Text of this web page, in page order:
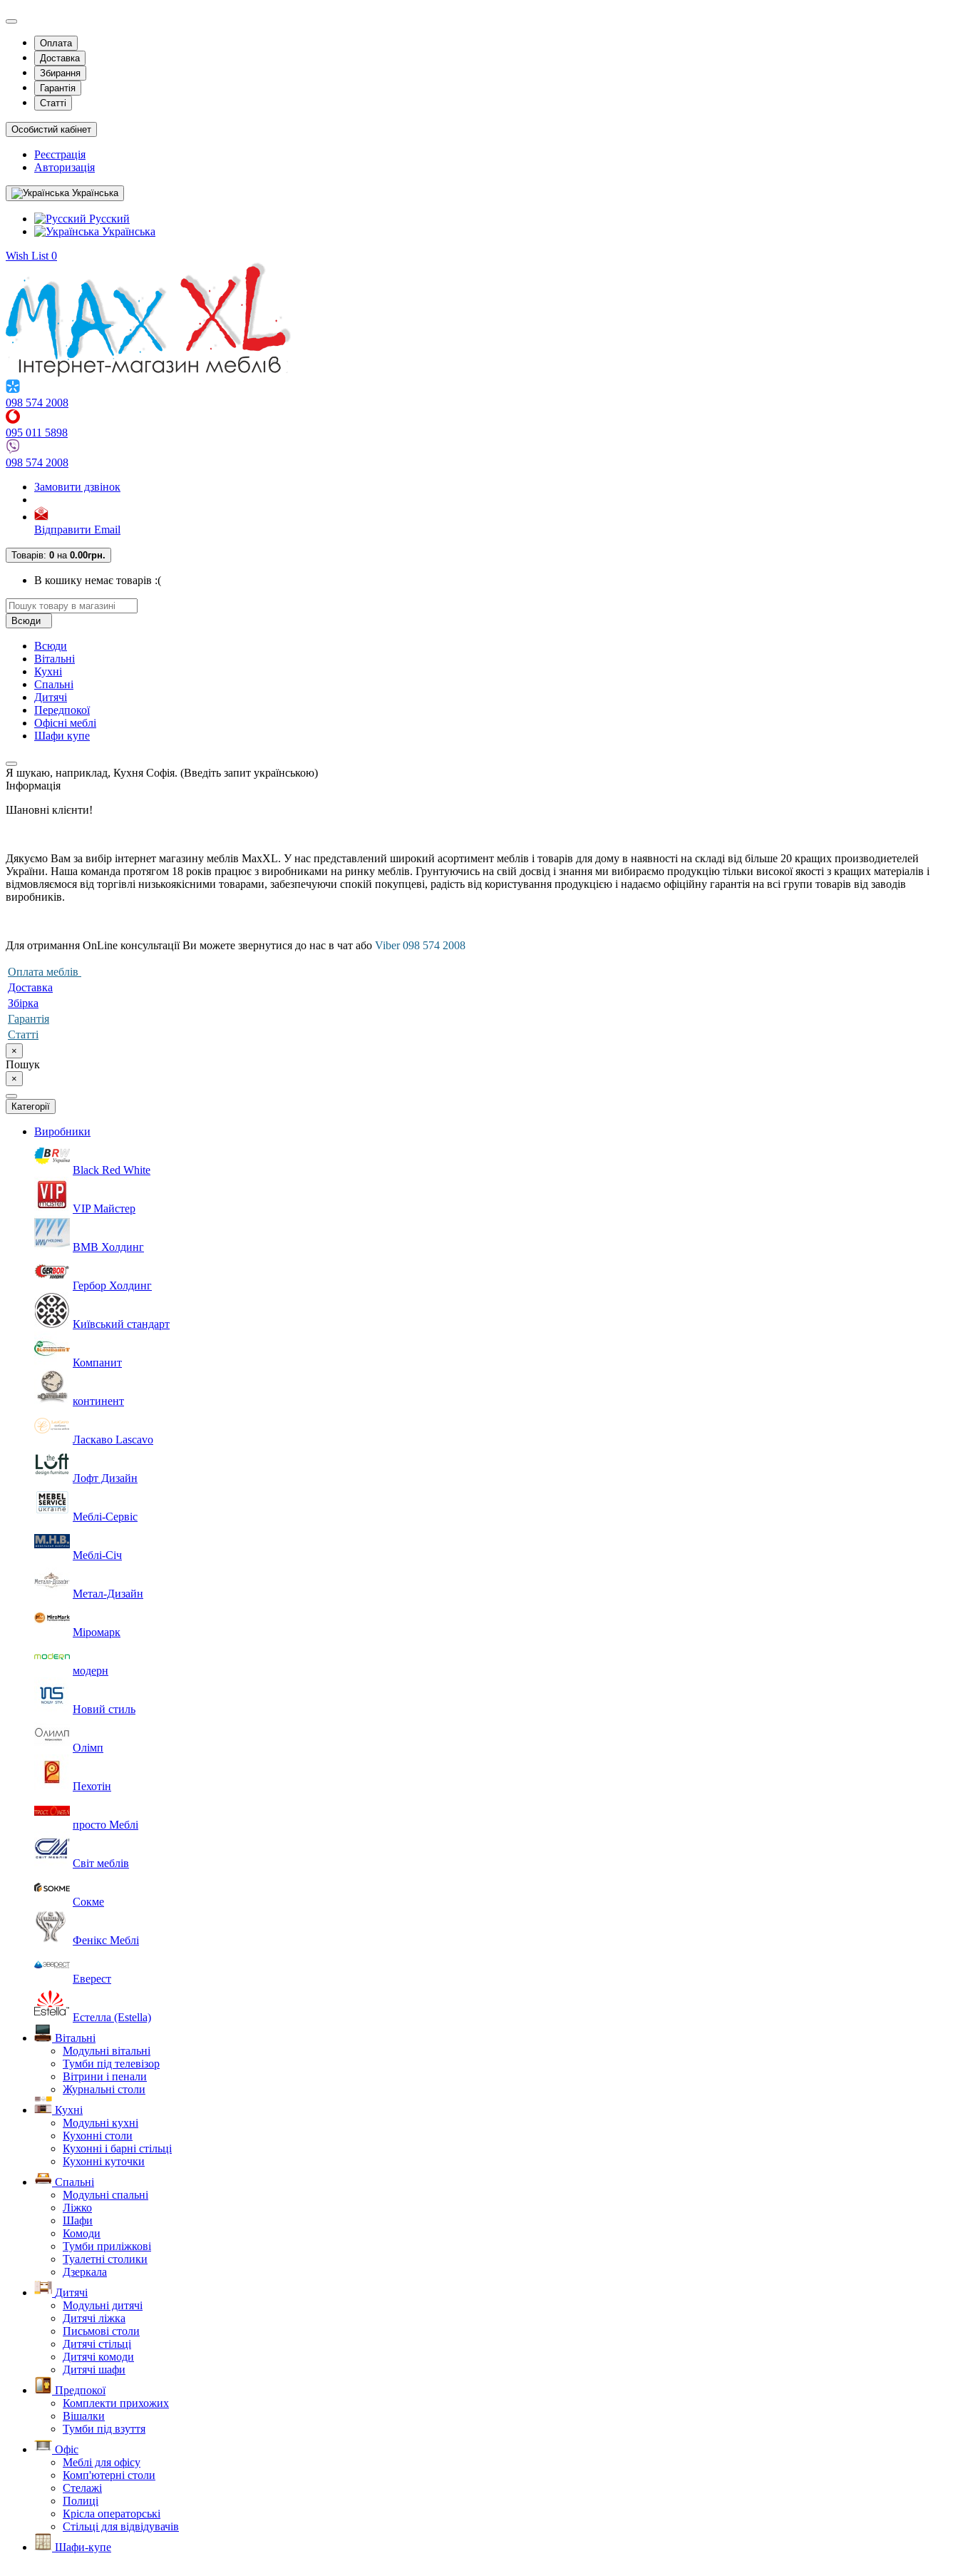
Оплата
Доставка
Збирання
Гарантія
Статті
Особистий кабінет
Реєстрація
Авторизація
Українська
Русский
Українська
Wish List 0
098 574 2008
095 011 5898
098 574 2008
Замовити дзвінок
Відправити Email
Товарів: 0 на 0.00грн.
В кошику немає товарів :(
Всюди
Всюди
Вітальні
Кухні
Спальні
Дитячі
Передпокої
Офісні меблі
Шафи купе
Я шукаю, наприклад, Кухня Софія. (Введіть запит українською)
Інформація
Шановні клієнти!
Дякуємо Вам за вибір інтернет магазину меблів MaxXL. У нас представлений широкий асортимент меблів і товарів для дому в наявності на складі від більше 20 кращих производиетелей
України. Наша команда протягом 18 років працює з виробниками на ринку меблів. Грунтуючись на свій досвід і знання ми вибираємо продукцію тільки високої якості з кращих матеріалів і
відмовляємося від торгівлі низькоякісними товарами, забезпечуючи спокій покупцеві, радість від користування продукцією і надаємо офіційну гарантія на всі групи товарів від заводів
виробників.
Для отримання OnLine консультації Ви можете звернутися до нас в чат або Viber 098 574 2008
Оплата меблів
Доставка
Збірка
Гарантія
Статті
×
Пошук
×
Категорії
Виробники
Black Red White
VIP Майстер
ВМВ Холдинг
Гербор Холдинг
Київський стандарт
Компанит
континент
Ласкаво Lascavo
Лофт Дизайн
Меблі-Сервіс
Меблі-Січ
Метал-Дизайн
Міромарк
модерн
Новий стиль
Олімп
Пехотін
просто Меблі
Світ меблів
Сокме
Фенікс Меблі
Еверест
Естелла (Estella)
Вітальні
Модульні вітальні
Тумби під телевізор
Вітрини і пенали
Журнальні столи
Кухні
Модульні кухні
Кухонні столи
Кухонні і барні стільці
Кухонні куточки
Спальні
Модульні спальні
Ліжко
Шафи
Комоди
Тумби приліжкові
Туалетні столики
Дзеркала
Дитячі
Модульні дитячі
Дитячі ліжка
Письмові столи
Дитячі стільці
Дитячі комоди
Дитячі шафи
Предпокої
Комплекти прихожих
Вішалки
Тумби під взуття
Офіс
Меблі для офісу
Комп'ютерні столи
Стелажі
Полиці
Крісла операторські
Стільці для відвідувачів
Шафи-купе